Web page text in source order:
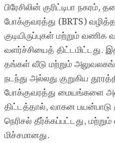
பிரேசிலின் குரிட்டிபா நகரம்,
போக்குவரத்து (BRTS)
குடியிருப்புகள் மற்றும்
வளர்ச்சியைத்
தங்கள் வீடு மற்றும்
நடந்து அல்லது குறுகிய
போக்குவரத்து மையங்களை
திட்டத்தால், வாகன பயன்பாடு
நெரிசல் தீர்க்கப்பட்டது,
மிச்சமானது.